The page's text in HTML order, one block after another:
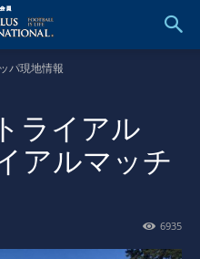
パ現地情報
ライアル
ルマッチ
6935